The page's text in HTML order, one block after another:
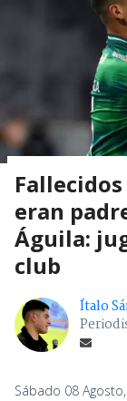
eran
Águila:
club
Ítalo
Sábado 08